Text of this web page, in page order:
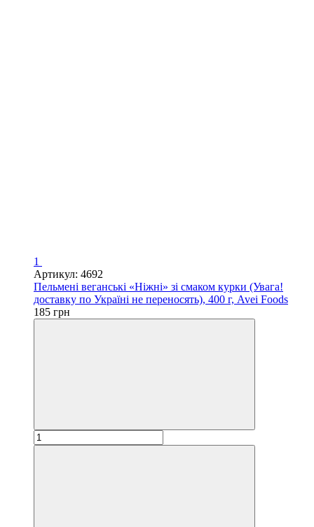
1
Артикул: 4692
Пельмені веганські «Ніжні» зі смаком курки (Увага!
доставку по Україні не переносять), 400 г, Avei Foods
185 грн